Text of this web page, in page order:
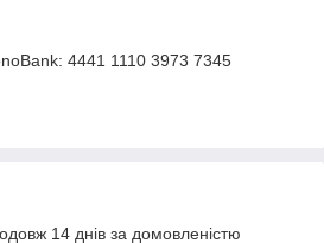
4441 1110 3973 7345
14 днів за домовленістю